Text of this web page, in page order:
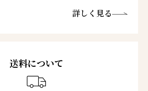
詳しく見る
送料について